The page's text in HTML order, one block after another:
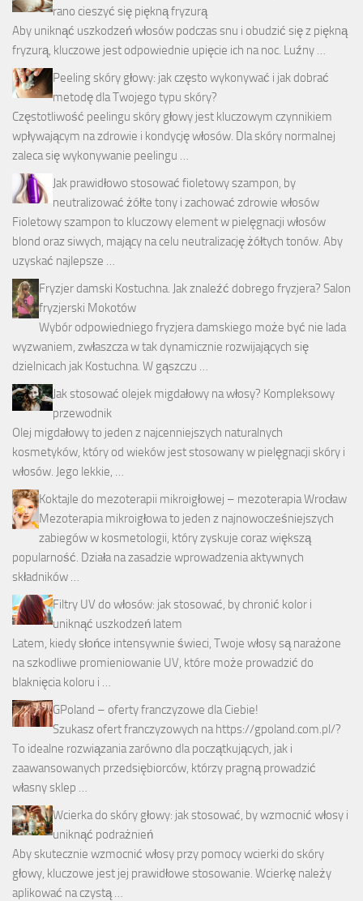
rano cieszyć się piękną fryzurą
Aby uniknąć uszkodzeń włosów podczas snu i obudzić się z piękną
fryzurą, kluczowe jest odpowiednie upięcie ich na noc. Luźny …
Peeling skóry głowy: jak często wykonywać i jak dobrać
metodę dla Twojego typu skóry?
Częstotliwość peelingu skóry głowy jest kluczowym czynnikiem
wpływającym na zdrowie i kondycję włosów. Dla skóry normalnej
zaleca się wykonywanie peelingu …
Jak prawidłowo stosować fioletowy szampon, by
neutralizować żółte tony i zachować zdrowie włosów
Fioletowy szampon to kluczowy element w pielęgnacji włosów
blond oraz siwych, mający na celu neutralizację żółtych tonów. Aby
uzyskać najlepsze …
Fryzjer damski Kostuchna. Jak znaleźć dobrego fryzjera? Salon
fryzjerski Mokotów
Wybór odpowiedniego fryzjera damskiego może być nie lada
wyzwaniem, zwłaszcza w tak dynamicznie rozwijających się
dzielnicach jak Kostuchna. W gąszczu …
Jak stosować olejek migdałowy na włosy? Kompleksowy
przewodnik
Olej migdałowy to jeden z najcenniejszych naturalnych
kosmetyków, który od wieków jest stosowany w pielęgnacji skóry i
włosów. Jego lekkie, …
Koktajle do mezoterapii mikroigłowej – mezoterapia Wrocław
Mezoterapia mikroigłowa to jeden z najnowocześniejszych
zabiegów w kosmetologii, który zyskuje coraz większą
popularność. Działa na zasadzie wprowadzenia aktywnych
składników …
Filtry UV do włosów: jak stosować, by chronić kolor i
uniknąć uszkodzeń latem
Latem, kiedy słońce intensywnie świeci, Twoje włosy są narażone
na szkodliwe promieniowanie UV, które może prowadzić do
blaknięcia koloru i …
GPoland – oferty franczyzowe dla Ciebie!
Szukasz ofert franczyzowych na https://gpoland.com.pl/?
To idealne rozwiązania zarówno dla początkujących, jak i
zaawansowanych przedsiębiorców, którzy pragną prowadzić
własny sklep …
Wcierka do skóry głowy: jak stosować, by wzmocnić włosy i
uniknąć podrażnień
Aby skutecznie wzmocnić włosy przy pomocy wcierki do skóry
głowy, kluczowe jest jej prawidłowe stosowanie. Wcierkę należy
aplikować na czystą …